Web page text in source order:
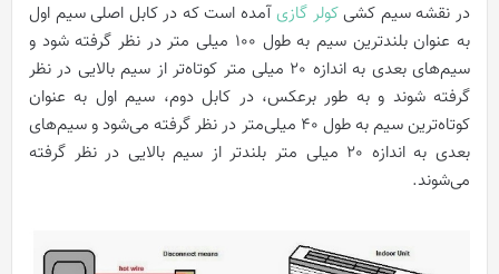
در نقشه سیم کشیکولر گازیآمده است که در کابل اصلی سیم اول
به عنوان بلندترین سیم به طول 100 میلی متر در نظر گرفته شود و
سیم‌های بعدی به اندازه 20 میلی متر کوتاه‌تر از سیم بالایی در نظر
گرفته شوند و به طور برعکس، در کابل دوم، سیم اول به عنوان
کوتاه‌ترین سیم به طول 40 میلی‌متر در نظر گرفته می‌شود و سیم‌های
بعدی به اندازه 20 میلی متر بلندتر از سیم بالایی در نظر گرفته
می‌شوند.